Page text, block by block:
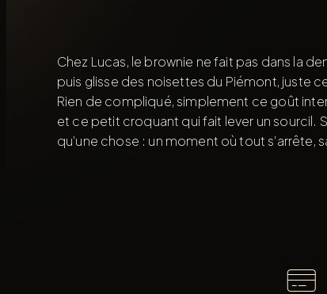
Chez Lucas, le brownie ne fait pas dans la
puis glisse des noisettes du Piémont, juste
Rien de compliqué, simplement ce goût
et ce petit croquant qui fait lever un sourcil.
qu’une chose : un moment où tout s’arrête,